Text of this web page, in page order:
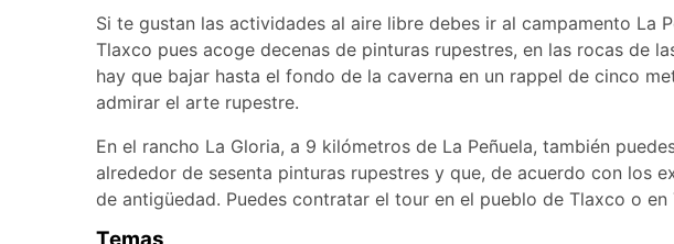
Si te gustan las actividades al aire libre debes ir al campamento La
Tlaxco pues acoge decenas de pinturas rupestres, en las rocas de
hay que bajar hasta el fondo de la caverna en un rappel de cinco
admirar el arte rupestre.
En el rancho La Gloria, a 9 kilómetros de La Peñuela, también
alrededor de sesenta pinturas rupestres y que, de acuerdo con los
de antigüedad. Puedes contratar el tour en el pueblo de Tlaxco o en
Temas